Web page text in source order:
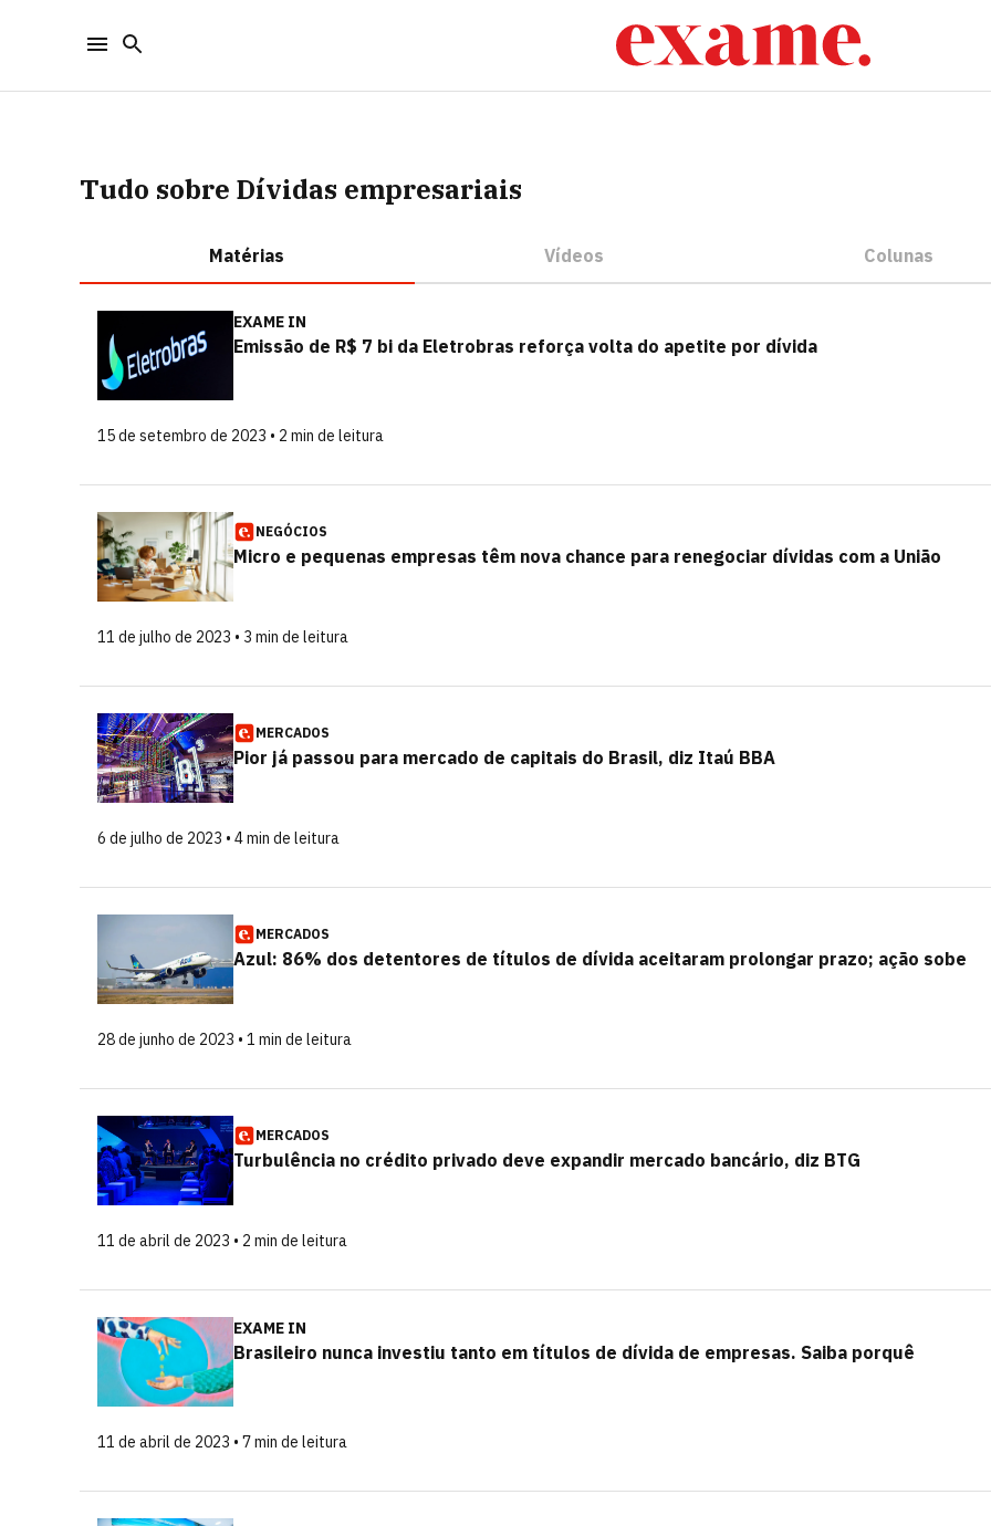
Tudo sobre Dívidas empresariais
Matérias Vídeos Colunas
EXAME IN
Emissão de R$ 7 bi da Eletrobras reforça volta do apetite por dívida
15 de setembro de 2023 • 2 min de leitura
NEGÓCIOS
Micro e pequenas empresas têm nova chance para renegociar dívidas com a União
11 de julho de 2023 • 3 min de leitura
MERCADOS
Pior já passou para mercado de capitais do Brasil, diz Itaú BBA
6 de julho de 2023 • 4 min de leitura
MERCADOS
Azul: 86% dos detentores de títulos de dívida aceitaram prolongar prazo; ação sobe
28 de junho de 2023 • 1 min de leitura
MERCADOS
Turbulência no crédito privado deve expandir mercado bancário, diz BTG
11 de abril de 2023 • 2 min de leitura
EXAME IN
Brasileiro nunca investiu tanto em títulos de dívida de empresas. Saiba porquê
11 de abril de 2023 • 7 min de leitura